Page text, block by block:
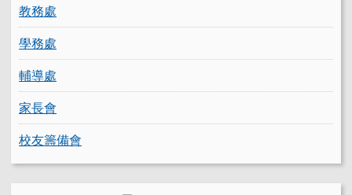
教務處
學務處
輔導處
家長會
校友籌備會